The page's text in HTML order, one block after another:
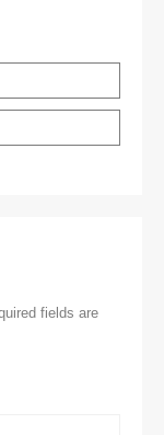
fields are